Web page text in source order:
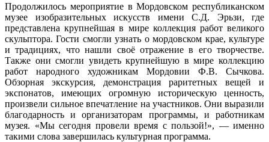
Продолжилось мероприятие в Мордовском республиканском
музее изобразительных искусств имени С.Д. Эрьзи, где
представлена крупнейшая в мире коллекция работ великого
скульптора. Гости смогли узнать о мордовском крае, культуре
и традициях, что нашли своё отражение в его творчестве.
Также они смогли увидеть крупнейшую в мире коллекцию
работ народного художникам Мордовии Ф.В. Сычкова.
Обзорная экскурсия, демонстрация раритетных вещей и
экспонатов, имеющих огромную историческую ценность,
произвели сильное впечатление на участников. Они выразили
благодарность и организаторам программы, и работникам
музея. «Мы сегодня провели время с пользой!», — именно
такими слова завершилась культурная программа.